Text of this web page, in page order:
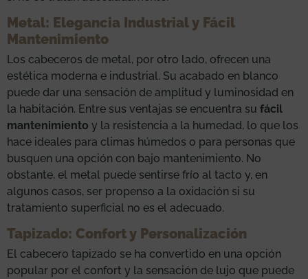
Metal: Elegancia Industrial y Fácil
Mantenimiento
Los cabeceros de metal, por otro lado, ofrecen una
estética moderna e industrial. Su acabado en blanco
puede dar una sensación de amplitud y luminosidad en
la habitación. Entre sus ventajas se encuentra su fácil
mantenimiento y la resistencia a la humedad, lo que los
hace ideales para climas húmedos o para personas que
busquen una opción con bajo mantenimiento. No
obstante, el metal puede sentirse frío al tacto y, en
algunos casos, ser propenso a la oxidación si su
tratamiento superficial no es el adecuado.
Tapizado: Confort y Personalización
El cabecero tapizado se ha convertido en una opción
popular por el confort y la sensación de lujo que puede